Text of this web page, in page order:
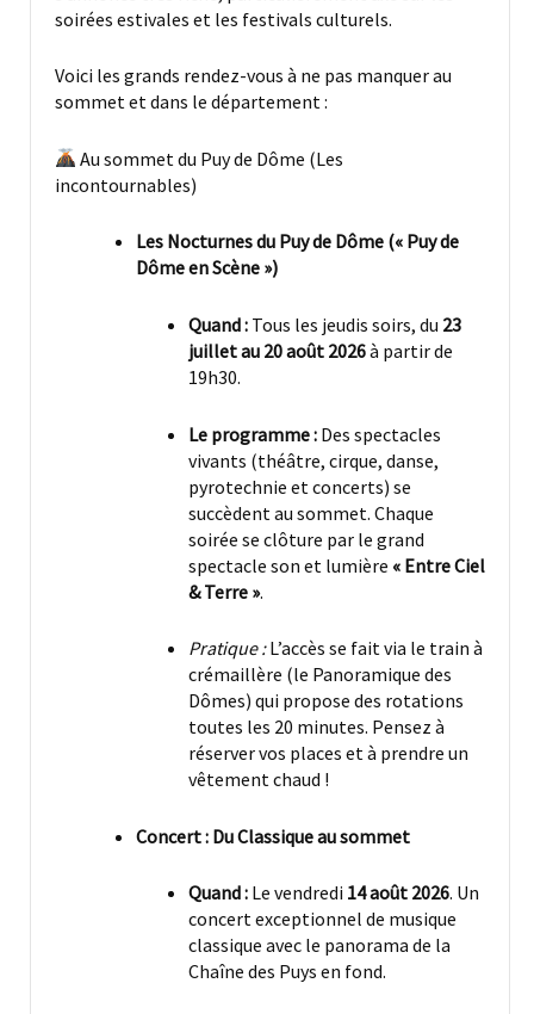
soirées estivales et les festivals culturels.
Voici les grands rendez-vous à ne pas manquer au
sommet et dans le département :
Au sommet du Puy de Dôme (Les
incontournables)
Les Nocturnes du Puy de Dôme (« Puy de
Dôme en Scène »)
Quand : Tous les jeudis soirs, du 23
juillet au 20 août 2026à partir de
19h30.
Le programme : Des spectacles
vivants (théâtre, cirque, danse,
pyrotechnie et concerts) se
succèdent au sommet. Chaque
soirée se clôture par le grand
spectacle son et lumière « Entre Ciel
& Terre ».
Pratique :L’accès se fait via le train à
crémaillère (le Panoramique des
Dômes) qui propose des rotations
toutes les 20 minutes. Pensez à
réserver vos places et à prendre un
vêtement chaud !
Concert : Du Classique au sommet
Quand : Le vendredi 14 août 2026. Un
concert exceptionnel de musique
classique avec le panorama de la
Chaîne des Puys en fond.